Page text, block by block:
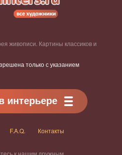
живописи. Картины классиков и
только с указанием
интерьере
F.A.Q. Контакты
к нашим дружным